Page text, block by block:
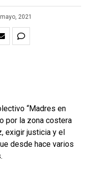
2021
“Madres en
por la zona costera
exigir justicia y el
desde hace varios